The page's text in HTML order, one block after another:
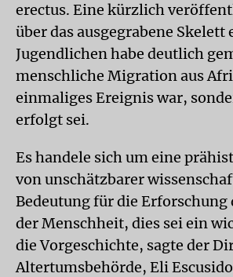
erectus. Eine kürzlich
über das ausgegrabene Skelett
Jugendlichen habe deutlich
menschliche Migration aus
einmaliges Ereignis war,
erfolgt sei.
Es handele sich um eine
von unschätzbarer
Bedeutung für die Erforschung
der Menschheit, dies sei ein
die Vorgeschichte, sagte der
Altertumsbehörde, Eli